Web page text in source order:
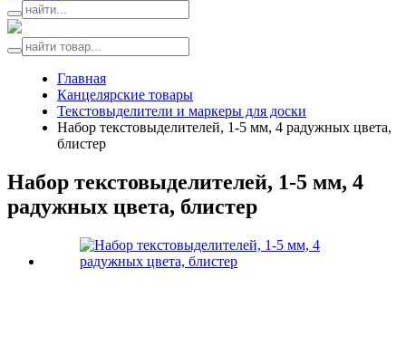
Главная
Канцелярские товары
Текстовыделители и маркеры для доски
Набор текстовыделителей, 1-5 мм, 4 радужных цвета,
блистер
Набор текстовыделителей, 1-5 мм, 4
радужных цвета, блистер